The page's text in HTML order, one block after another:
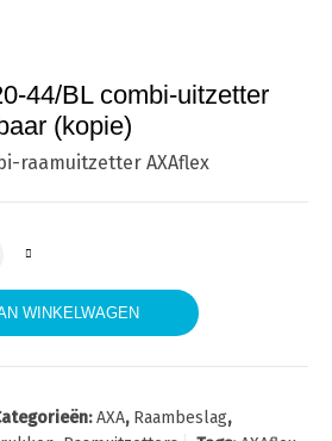
44/BL combi-uitzetter
(kopie)
raamuitzetter AXAflex
2640-20-44/BL combi-uitzetter
WINKELWAGEN
AXA, Raambeslag,